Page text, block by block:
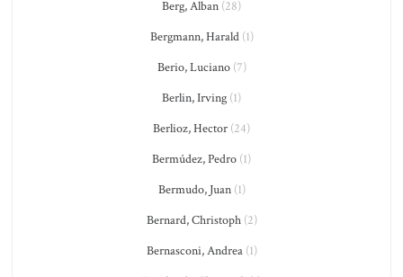
Berg, Alban (28)
Bergmann, Harald(1)
Berio, Luciano(7)
Berlin, Irving (1)
Berlioz, Hector (24)
Bermúdez, Pedro (1)
Bermudo, Juan(1)
Bernard, Christoph(2)
Bernasconi, Andrea(1)